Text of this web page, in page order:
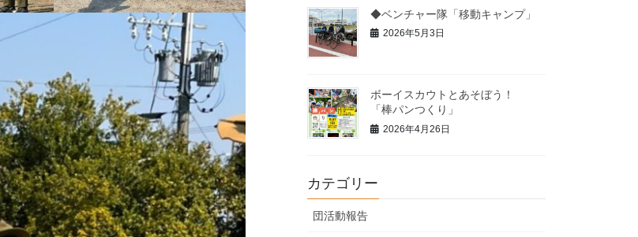
◆ベンチャー隊「移動キャンプ」
2026年5月3日
ボーイスカウトとあそぼう！
「棒パンつくり」
2026年4月26日
カテゴリー
団活動報告